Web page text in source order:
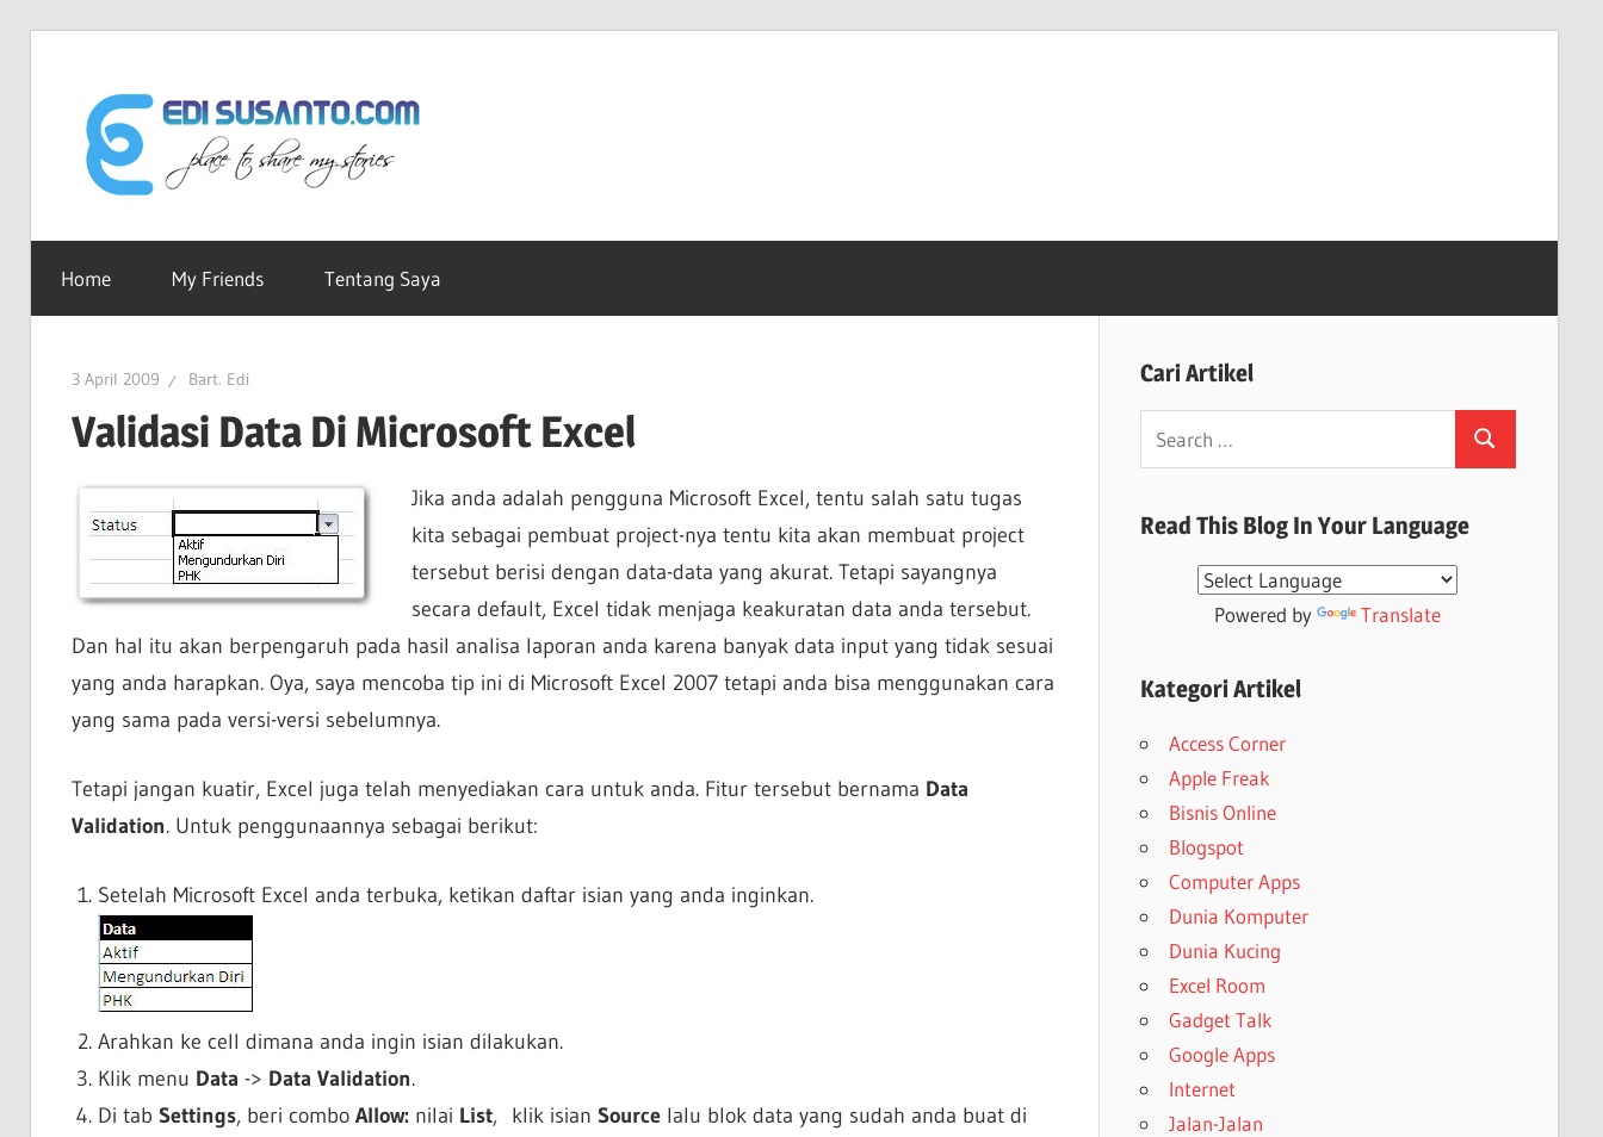
content
dot
ku
Untuk
Berbagi
Home My Friends Tentang Saya
3 April 2009 Bart. Edi
Validasi Data Di Microsoft Excel
Jika anda adalah pengguna Microsoft Excel, tentu salah satu tugas
kita sebagai pembuat project-nya tentu kita akan membuat project
tersebut berisi dengan data-data yang akurat. Tetapi sayangnya
secara default, Excel tidak menjaga keakuratan data anda tersebut.
Dan hal itu akan berpengaruh pada hasil analisa laporan anda karena banyak data input yang tidak sesuai
yang anda harapkan. Oya, saya mencoba tip ini di Microsoft Excel 2007 tetapi anda bisa menggunakan cara
yang sama pada versi-versi sebelumnya.
Tetapi jangan kuatir, Excel juga telah menyediakan cara untuk anda. Fitur tersebut bernama Data
Validation. Untuk penggunaannya sebagai berikut:
Setelah Microsoft Excel anda terbuka, ketikan daftar isian yang anda inginkan.
Arahkan ke cell dimana anda ingin isian dilakukan.
Klik menu Data -> Data Validation.
Di tab Settings, beri combo Allow: nilai List, klik isian Source lalu blok data yang sudah anda buat di
Cari Artikel
Search
Read This Blog In Your Language
Powered by Translate
Kategori Artikel
Access Corner
Apple Freak
Bisnis Online
Blogspot
Computer Apps
Dunia Komputer
Dunia Kucing
Excel Room
Gadget Talk
Google Apps
Internet
Jalan-Jalan